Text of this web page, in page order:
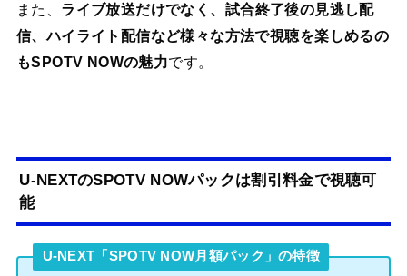
また、 ライブ放送だけでなく、試合終了後の見逃し配
信、ハイライト配信など様々な方法で視聴を楽しめるの
もSPOTV NOWの魅力です。
U-NEXTのSPOTV NOWパックは割引料金で視聴可
能
U-NEXT「SPOTV NOW月額パック」の特徴